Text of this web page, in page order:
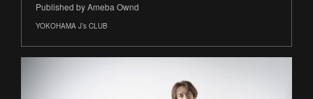
Published by Ameba Ownd
YOKOHAMA J’s CLUB